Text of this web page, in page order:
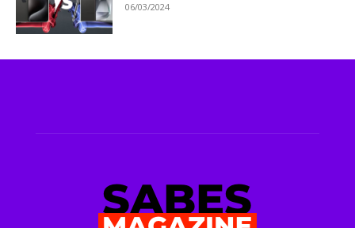
06/03/2024